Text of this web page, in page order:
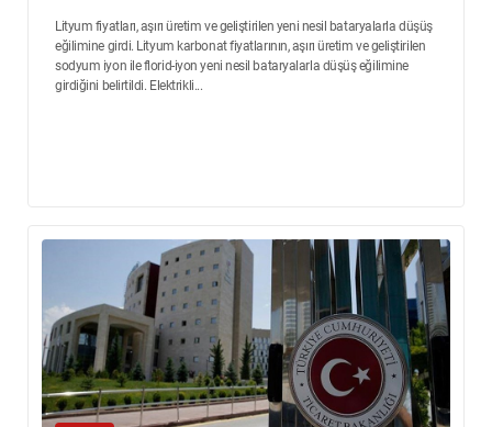
Lityum fiyatları, aşırı üretim ve geliştirilen yeni nesil bataryalarla düşüş
eğilimine girdi. Lityum karbonat fiyatlarının, aşırı üretim ve geliştirilen
sodyum iyon ile florid-iyon yeni nesil bataryalarla düşüş eğilimine
girdiğini belirtildi. Elektrikli...